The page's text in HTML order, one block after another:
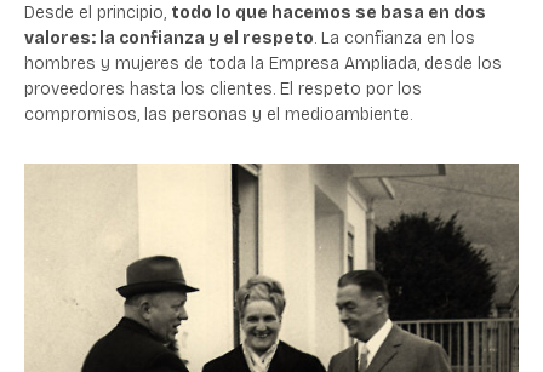
Desde el principio, todo lo que hacemos se basa en dos
valores: la confianza y el respeto. La confianza en los
hombres y mujeres de toda la Empresa Ampliada, desde los
proveedores hasta los clientes. El respeto por los
compromisos, las personas y el medioambiente.